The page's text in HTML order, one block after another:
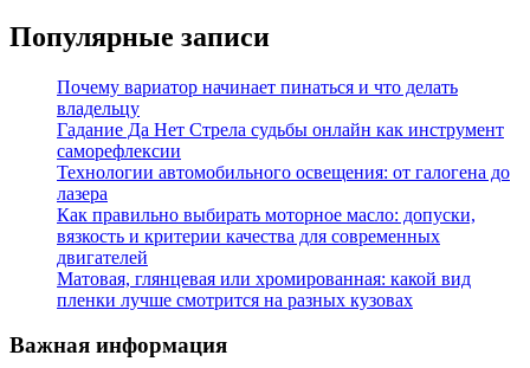
Популярные записи
Почему вариатор начинает пинаться и что делать
владельцу
Гадание Да Нет Стрела судьбы онлайн как инструмент
саморефлексии
Технологии автомобильного освещения: от галогена до
лазера
Как правильно выбирать моторное масло: допуски,
вязкость и критерии качества для современных
двигателей
Матовая, глянцевая или хромированная: какой вид
пленки лучше смотрится на разных кузовах
Важная информация